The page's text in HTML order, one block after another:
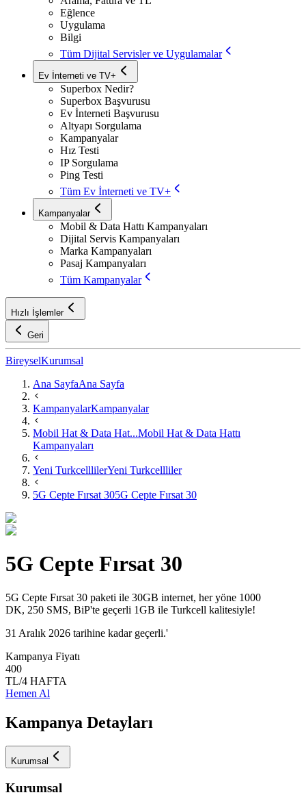
Eğlence
Uygulama
Bilgi
Tüm Dijital Servisler ve Uygulamalar
Ev İnterneti ve TV+
Superbox Nedir?
Superbox Başvurusu
Ev İnterneti Başvurusu
Altyapı Sorgulama
Kampanyalar
Hız Testi
IP Sorgulama
Ping Testi
Tüm Ev İnterneti ve TV+
Kampanyalar
Mobil & Data Hattı Kampanyaları
Dijital Servis Kampanyaları
Marka Kampanyaları
Pasaj Kampanyaları
Tüm Kampanyalar
Hızlı İşlemler
Geri
BireyselKurumsal
Ana SayfaAna Sayfa
KampanyalarKampanyalar
Mobil Hat & Data Hat...Mobil Hat & Data Hattı
Kampanyaları
Yeni TurkcelllilerYeni Turkcellliler
5G Cepte Fırsat 305G Cepte Fırsat 30
5G Cepte Fırsat 30
5G Cepte Fırsat 30 paketi ile 30GB internet, her yöne 1000
DK, 250 SMS, BiP'te geçerli 1GB ile Turkcell kalitesiyle!
31 Aralık 2026 tarihine kadar geçerli.'
Kampanya Fiyatı
400
TL/4 HAFTA
Hemen Al
Kampanya Detayları
Kurumsal
Kurumsal